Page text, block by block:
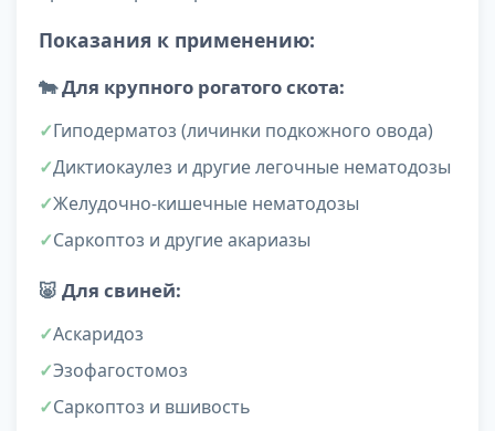
Показания к применению:
🐄Для крупного рогатого скота:
Гиподерматоз (личинки подкожного овода)
Диктиокаулез и другие легочные нематодозы
Желудочно-кишечные нематодозы
Саркоптоз и другие акариазы
🐷 Для свиней:
Аскаридоз
Эзофагостомоз
Саркоптоз и вшивость